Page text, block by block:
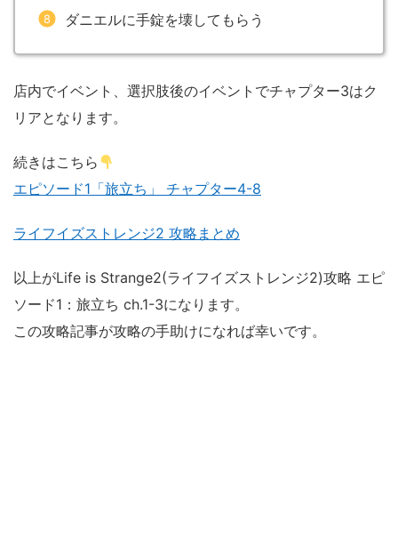
ダニエルに手錠を壊してもらう
店内でイベント、選択肢後のイベントでチャプター3はク
リアとなります。
続きはこちら
エピソード1「旅立ち」 チャプター4-8
ライフイズストレンジ2 攻略まとめ
以上がLife is Strange2(ライフイズストレンジ2)攻略 エピ
ソード1：旅立ち ch.1-3になります。
この攻略記事が攻略の手助けになれば幸いです。